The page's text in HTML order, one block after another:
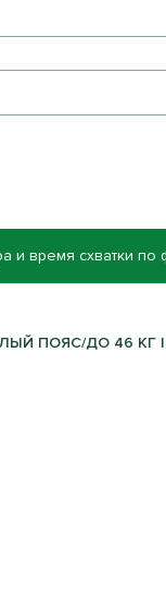
и время схватки по
ПОЯС/ДО 46 КГ